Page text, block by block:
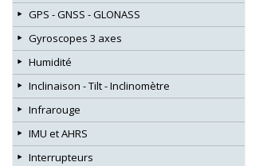
GPS - GNSS - GLONASS
Gyroscopes 3 axes
Humidité
Inclinaison - Tilt - Inclinomètre
Infrarouge
IMU et AHRS
Interrupteurs